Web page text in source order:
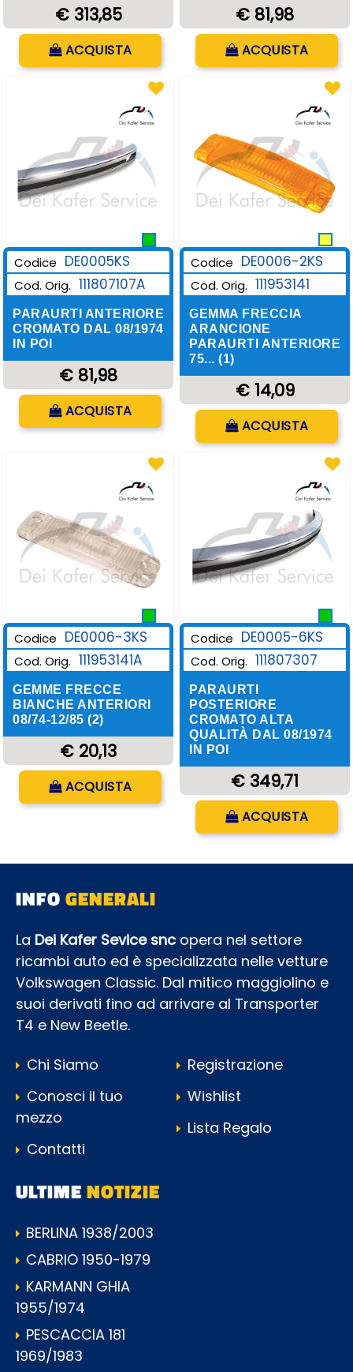
€ 313,85
ACQUISTA
€ 81,98
ACQUISTA
Codice DE0005KS
Cod. Orig. 111807107A
PARAURTI ANTERIORE
CROMATO DAL 08/1974
IN POI
€ 81,98
ACQUISTA
Codice DE0006-2KS
Cod. Orig. 111953141
GEMMA FRECCIA
ARANCIONE
PARAURTI ANTERIORE
75... (1)
€ 14,09
ACQUISTA
Codice DE0006-3KS
Cod. Orig. 111953141A
GEMME FRECCE
BIANCHE ANTERIORI
08/74-12/85 (2)
€ 20,13
ACQUISTA
Codice DE0005-6KS
Cod. Orig. 111807307
PARAURTI
POSTERIORE
CROMATO ALTA
QUALITÀ DAL 08/1974
IN POI
€ 349,71
ACQUISTA
INFOGENERALI
La Dei Kafer Sevice snc opera nel settore
ricambi auto ed è specializzata nelle vetture
Volkswagen Classic. Dal mitico maggiolino e
suoi derivati fino ad arrivare al Transporter
T4 e New Beetle.
Chi Siamo
Conosci il tuo
mezzo
Contatti
Registrazione
Wishlist
Lista Regalo
ULTIMENOTIZIE
BERLINA 1938/2003
CABRIO 1950-1979
KARMANN GHIA
1955/1974
PESCACCIA 181
1969/1983